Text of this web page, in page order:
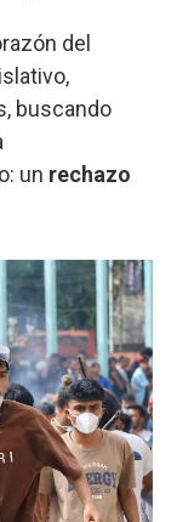
del
buscando
un rechazo